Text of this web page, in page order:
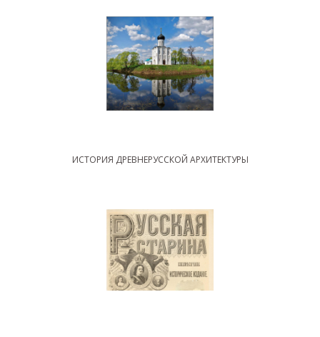
ИСТОРИЯ ДРЕВНЕРУССКОЙ АРХИТЕКТУРЫ